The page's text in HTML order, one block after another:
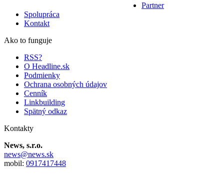
Partner
Spolupráca
Kontakt
Ako to funguje
RSS?
O Headline.sk
Podmienky
Ochrana osobných údajov
Cenník
Linkbuilding
Spätný odkaz
Kontakty
News, s.r.o.
news@news.sk
mobil: 0917417448